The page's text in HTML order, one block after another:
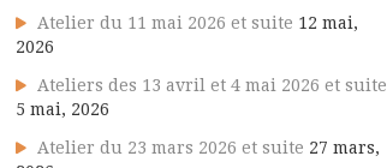
Atelier du 11 mai 2026 et suite 12 mai,
2026
Ateliers des 13 avril et 4 mai 2026 et suite
5 mai, 2026
Atelier du 23 mars 2026 et suite 27 mars,